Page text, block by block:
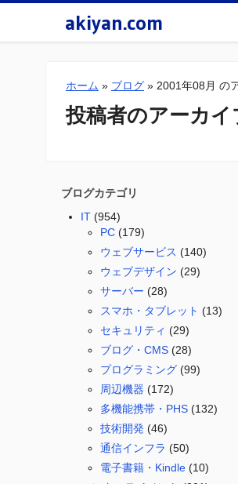
akiyan.com
ホーム » ブログ » 2001年08月 の
投稿者のアーカイ
ブログカテゴリ
IT (954)
PC (179)
ウェブサービス (140)
ウェブデザイン (29)
サーバー (28)
スマホ・タブレット (13)
セキュリティ (29)
ブログ・CMS (28)
プログラミング (99)
周辺機器 (172)
多機能携帯・PHS (132)
技術開発 (46)
通信インフラ (50)
電子書籍・Kindle (10)